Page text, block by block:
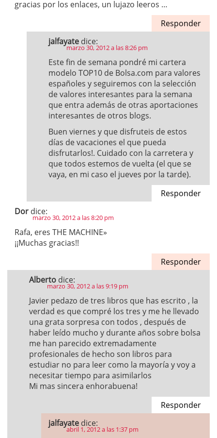
gracias por los enlaces, un lujazo leeros …
Responder
jalfayate dice:
marzo 30, 2012 a las 8:26 pm
Este fin de semana pondré mi cartera
modelo TOP10 de Bolsa.com para valores
españoles y seguiremos con la selección
de valores interesantes para la semana
que entra además de otras aportaciones
interesantes de otros blogs.
Buen viernes y que disfruteis de estos
días de vacaciones el que pueda
disfrutarlos!. Cuidado con la carretera y
que todos estemos de vuelta (el que se
vaya, en mi caso el jueves por la tarde).
Responder
Dor dice:
marzo 30, 2012 a las 8:20 pm
Rafa, eres THE MACHINE»
¡¡Muchas gracias!!
Responder
Alberto dice:
marzo 30, 2012 a las 9:19 pm
Javier pedazo de tres libros que has escrito , la
verdad es que compré los tres y me he llevado
una grata sorpresa con todos , después de
haber leído mucho y durante años sobre bolsa
me han parecido extremadamente
profesionales de hecho son libros para
estudiar no para leer como la mayoría y voy a
necesitar tiempo para asimilarlos
Mi mas sincera enhorabuena!
Responder
jalfayate dice:
abril 1, 2012 a las 1:37 pm